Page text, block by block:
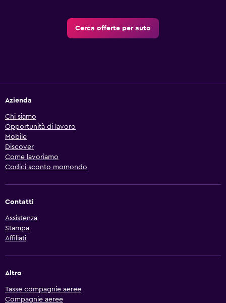
Cerca offerte per auto
Azienda
Chi siamo
Opportunità di lavoro
Mobile
Discover
Come lavoriamo
Codici sconto momondo
Contatti
Assistenza
Stampa
Affiliati
Altro
Tasse compagnie aeree
Compagnie aeree